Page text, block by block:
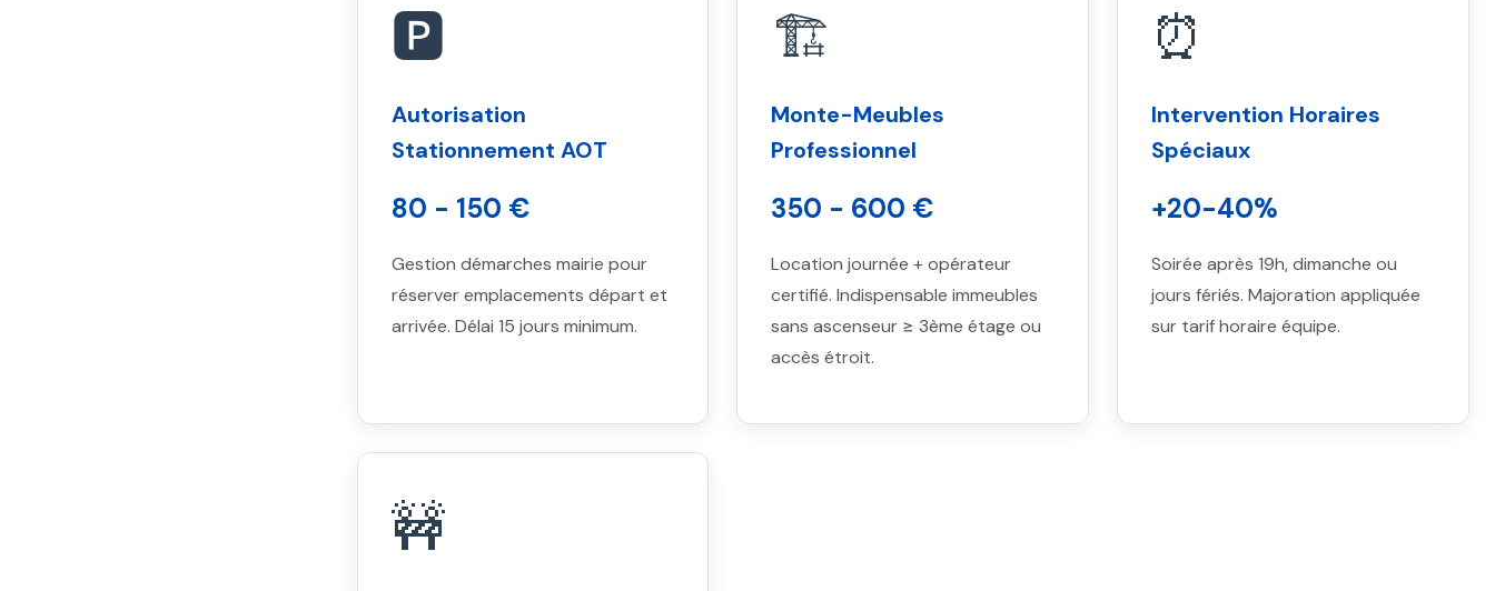
🅿️
Autorisation
Stationnement AOT
80 - 150 €
Gestion démarches mairie pour
réserver emplacements départ et
arrivée. Délai 15 jours minimum.
🏗️
Monte-Meubles
Professionnel
350 - 600 €
Location journée + opérateur
certifié. Indispensable immeubles
sans ascenseur ≥ 3ème étage ou
accès étroit.
⏰
Intervention Horaires
Spéciaux
+20-40%
Soirée après 19h, dimanche ou
jours fériés. Majoration appliquée
sur tarif horaire équipe.
🚧